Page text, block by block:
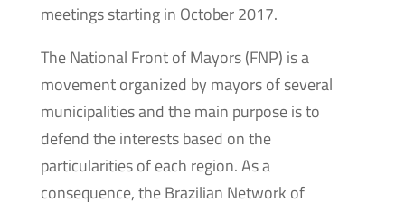
meetings starting in October 2017.
The National Front of Mayors (FNP) is a
movement organized by mayors of several
municipalities and the main purpose is to
defend the interests based on the
particularities of each region. As a
consequence, the Brazilian Network of